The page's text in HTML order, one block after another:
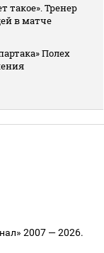
такое». Тренер
в матче
Полех
2007 — 2026.